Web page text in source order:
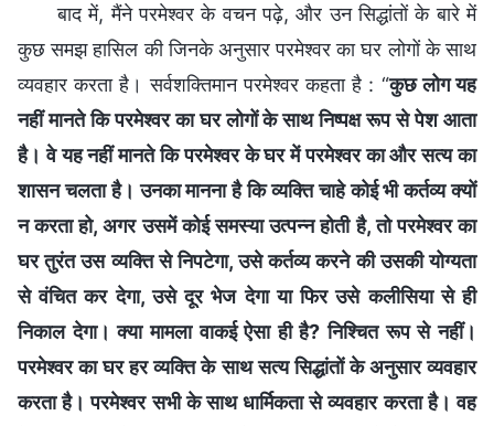
बाद में, मैंने परमेश्वर के वचन पढ़े, और उन सिद्धांतों के बारे में
कुछ समझ हासिल की जिनके अनुसार परमेश्वर का घर लोगों के साथ
व्यवहार करता है। सर्वशक्तिमान परमेश्वर कहता है : “कुछ लोग यह
नहीं मानते कि परमेश्वर का घर लोगों के साथ निष्पक्ष रूप से पेश आता
है। वे यह नहीं मानते कि परमेश्वर के घर में परमेश्वर का और सत्य का
शासन चलता है। उनका मानना है कि व्यक्ति चाहे कोई भी कर्तव्य क्यों
न करता हो, अगर उसमें कोई समस्या उत्पन्न होती है, तो परमेश्वर का
घर तुरंत उस व्यक्ति से निपटेगा, उसे कर्तव्य करने की उसकी योग्यता
से वंचित कर देगा, उसे दूर भेज देगा या फिर उसे कलीसिया से ही
निकाल देगा। क्या मामला वाकई ऐसा ही है? निश्चित रूप से नहीं।
परमेश्वर का घर हर व्यक्ति के साथ सत्य सिद्धांतों के अनुसार व्यवहार
करता है। परमेश्वर सभी के साथ धार्मिकता से व्यवहार करता है। वह